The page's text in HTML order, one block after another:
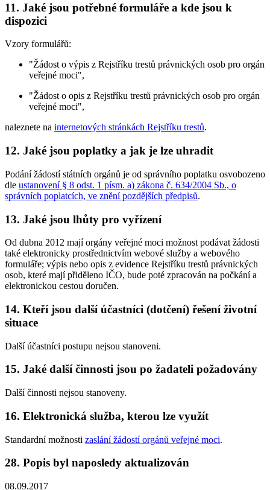
11. Jaké jsou potřebné formuláře a kde jsou k
dispozici
Vzory formulářů:
"Žádost o výpis z Rejstříku trestů právnických osob pro orgán
veřejné moci",
"Žádost o opis z Rejstříku trestů právnických osob pro orgán
veřejné moci",
naleznete na internetových stránkách Rejstříku trestů.
12. Jaké jsou poplatky a jak je lze uhradit
Podání žádostí státních orgánů je od správního poplatku osvobozeno
dle ustanovení § 8 odst. 1 písm. a) zákona č. 634/2004 Sb., o
správních poplatcích, ve znění pozdějších předpisů.
13. Jaké jsou lhůty pro vyřízení
Od dubna 2012 mají orgány veřejné moci možnost podávat žádosti
také elektronicky prostřednictvím webové služby a webového
formuláře; výpis nebo opis z evidence Rejstříku trestů právnických
osob, které mají přiděleno IČO, bude poté zpracován na počkání a
elektronickou cestou doručen.
14. Kteří jsou další účastníci (dotčení) řešení životní
situace
Další účastníci postupu nejsou stanoveni.
15. Jaké další činnosti jsou po žadateli požadovány
Další činnosti nejsou stanoveny.
16. Elektronická služba, kterou lze využít
Standardní možnosti zaslání žádostí orgánů veřejné moci.
28. Popis byl naposledy aktualizován
08.09.2017